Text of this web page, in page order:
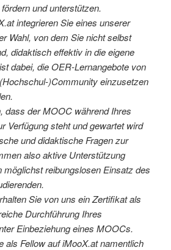
und unterstützen.
integrieren Sie eines unserer
Wahl, von dem Sie nicht selbst
didaktisch effektiv in die eigene
dabei, die OER-Lernangebote von
)Community einzusetzen
dass der MOOC während Ihres
Verfügung steht und gewartet wird
und didaktische Fragen zur
also aktive Unterstützung
möglichst reibungslosen Einsatz des
Sie von uns ein Zertifikat als
Durchführung Ihres
Einbeziehung eines MOOCs.
als Fellow auf iMooX.at namentlich